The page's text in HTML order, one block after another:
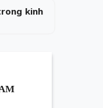
kinh